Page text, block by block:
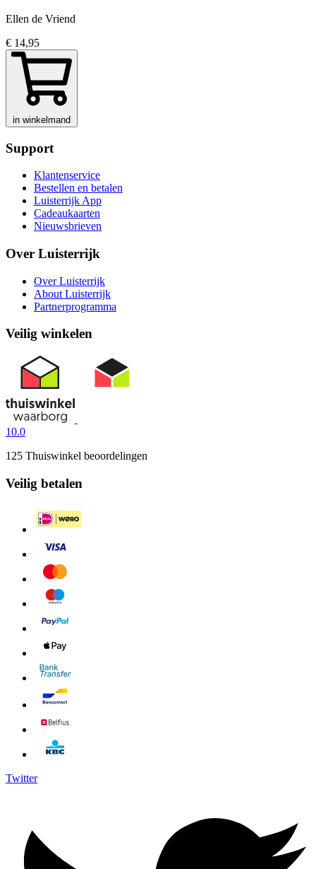
Ellen de Vriend
€ 14,95
in winkelmand
Support
Klantenservice
Bestellen en betalen
Luisterrijk App
Cadeaukaarten
Nieuwsbrieven
Over Luisterrijk
Over Luisterrijk
About Luisterrijk
Partnerprogramma
Veilig winkelen
10.0
125 Thuiswinkel beoordelingen
Veilig betalen
Twitter